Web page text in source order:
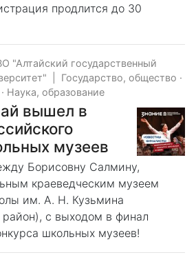
продлится до 30
"Алтайский государственный
Государство, общество ·
· Наука, образование
вышел в
музеев
Борисовну Салмину,
краеведческим музеем
им. А. Н. Кузьмина
с выходом в финал
школьных музеев!